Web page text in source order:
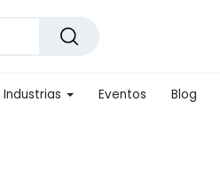
Industrias Eventos Blog